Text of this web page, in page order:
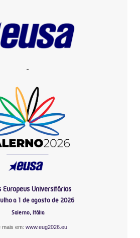
-
Europeus Universitários
a 1 de agosto de 2026
Salerno, Itália
mais em: www.eug2026.eu